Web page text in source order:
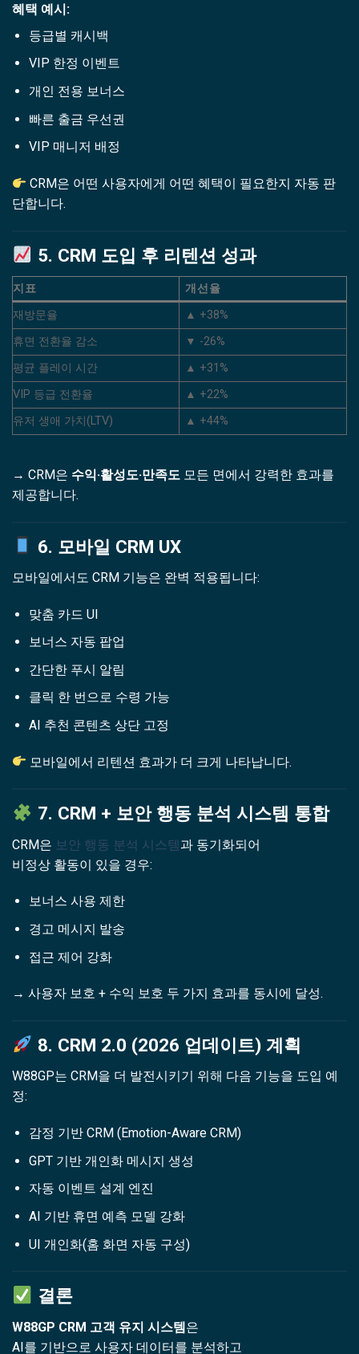
혜택 예시:
등급별 캐시백
VIP 한정 이벤트
개인 전용 보너스
빠른 출금 우선권
VIP 매니저 배정
CRM은 어떤 사용자에게 어떤 혜택이 필요한지 자동 판
단합니다.
5. CRM 도입 후 리텐션 성과
지표
개선율
재방문율
▲ +38%
휴면 전환율 감소
▼ -26%
평균 플레이 시간
▲ +31%
VIP 등급 전환율
▲ +22%
유저 생애 가치(LTV)
▲ +44%
→ CRM은 수익·활성도·만족도 모든 면에서 강력한 효과를
제공합니다.
6. 모바일 CRM UX
모바일에서도 CRM 기능은 완벽 적용됩니다:
맞춤 카드 UI
보너스 자동 팝업
간단한 푸시 알림
클릭 한 번으로 수령 가능
AI 추천 콘텐츠 상단 고정
모바일에서 리텐션 효과가 더 크게 나타납니다.
7. CRM + 보안 행동 분석 시스템 통합
CRM은 보안 행동 분석 시스템과 동기화되어
비정상 활동이 있을 경우:
보너스 사용 제한
경고 메시지 발송
접근 제어 강화
→ 사용자 보호 + 수익 보호 두 가지 효과를 동시에 달성.
8. CRM 2.0 (2026 업데이트) 계획
W88GP는 CRM을 더 발전시키기 위해 다음 기능을 도입 예
정:
감정 기반 CRM (Emotion-Aware CRM)
GPT 기반 개인화 메시지 생성
자동 이벤트 설계 엔진
AI 기반 휴면 예측 모델 강화
UI 개인화(홈 화면 자동 구성)
결론
W88GP CRM 고객 유지 시스템은
AI를 기반으로 사용자 데이터를 분석하고